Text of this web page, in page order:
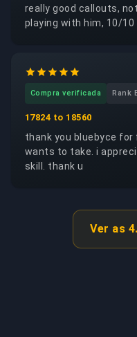
really good callouts,
playing with him, 10/10
Compra verificada Rank
17824 to 18560
thank you bluebyce
wants to take. i
skill. thank u
Ver as